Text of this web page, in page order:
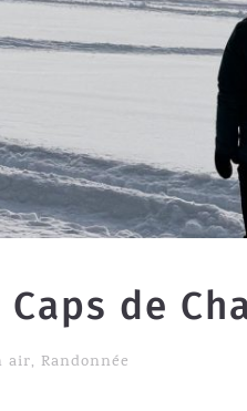
de
air, Randonnée